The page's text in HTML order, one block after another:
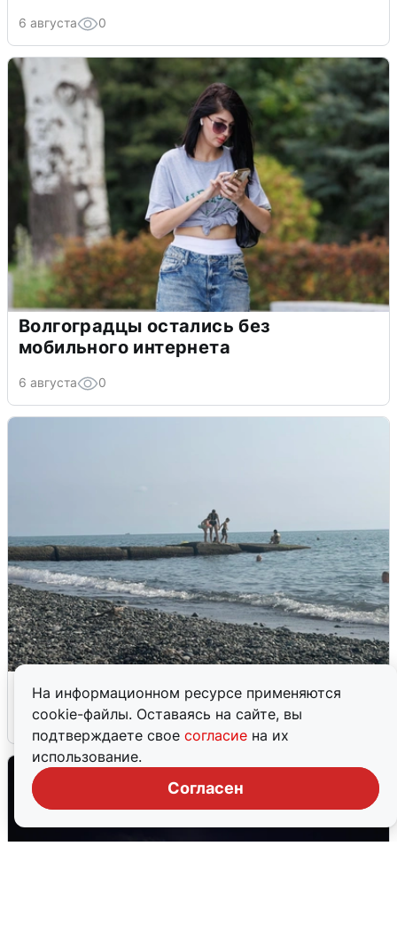
На информационном ресурсе применяются
cookie-файлы. Оставаясь на сайте, вы
подтверждаете свое согласие на их
использование.
Согласен
6 августа 0
Волгоградцы остались без
мобильного интернета
6 августа 0
Сирены в Сочи: новая угроза БПЛА
6 августа 0